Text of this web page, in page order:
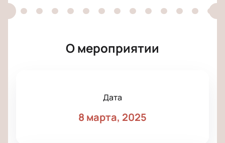
О мероприятии
Дата
8 марта, 2025